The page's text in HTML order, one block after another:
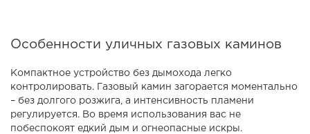
Особенности уличных газовых каминов
Компактное устройство без дымохода легко
контролировать. Газовый камин загорается моментально
– без долгого розжига, а интенсивность пламени
регулируется. Во время использования вас не
побеспокоят едкий дым и огнеопасные искры.